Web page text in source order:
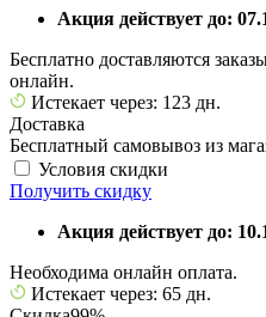
Акция действует до:
Бесплатно доставляются
онлайн.
Истекает через: 123 дн.
Доставка
Бесплатный самовывоз из
Условия скидки
Получить скидку
Акция действует до:
Необходима онлайн оплата.
Истекает через: 65 дн.